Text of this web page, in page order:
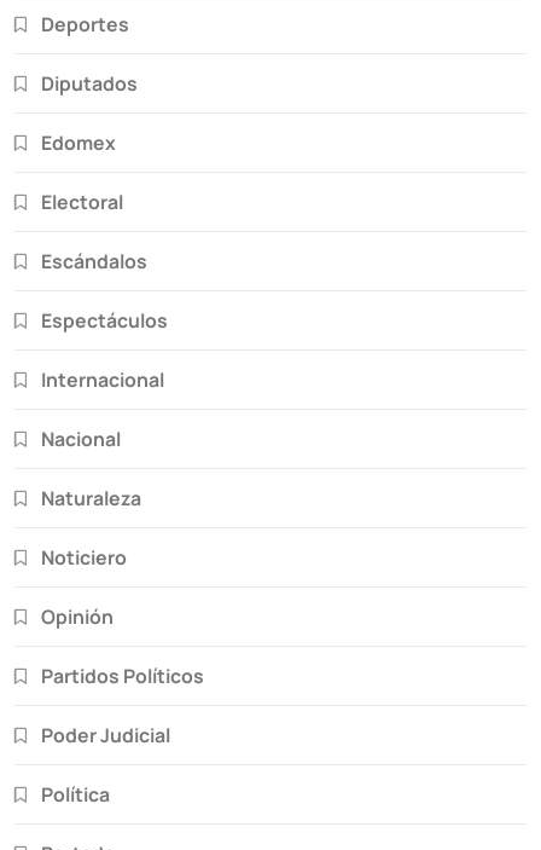
Deportes
Diputados
Edomex
Electoral
Escándalos
Espectáculos
Internacional
Nacional
Naturaleza
Noticiero
Opinión
Partidos Políticos
Poder Judicial
Política